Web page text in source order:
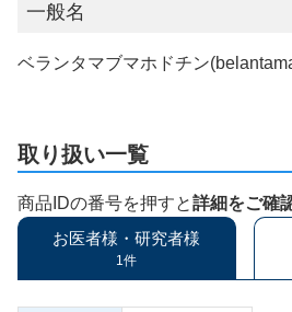
一般名
ベランタマブマホドチン
取り扱い一覧
商品IDの番号を押すと詳細をご確
お医者様・研究者様
1件